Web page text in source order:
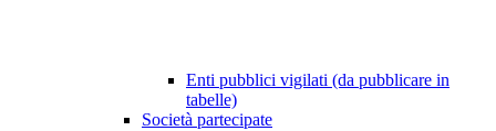
Enti pubblici vigilati (da pubblicare in
tabelle)
Società partecipate